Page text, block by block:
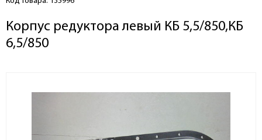
Корпус редуктора левый КБ 5,5/850,КБ
6,5/850